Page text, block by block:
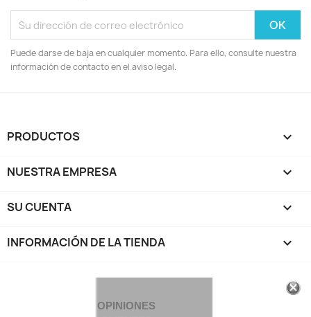
Puede darse de baja en cualquier momento. Para ello, consulte nuestra
información de contacto en el aviso legal.
PRODUCTOS 
NUESTRA EMPRESA 
SU CUENTA 
INFORMACIÓN DE LA TIENDA keyboard_arrow_down
OPINIONES